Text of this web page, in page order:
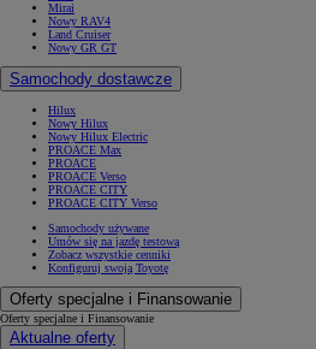
Mirai
Nowy RAV4
Land Cruiser
Nowy GR GT
Samochody dostawcze
Hilux
Nowy Hilux
Nowy Hilux Electric
PROACE Max
PROACE
PROACE Verso
PROACE CITY
PROACE CITY Verso
Samochody używane
Umów się na jazdę testową
Zobacz wszystkie cenniki
Konfiguruj swoją Toyotę
Oferty specjalne i Finansowanie
Oferty specjalne i Finansowanie
Aktualne oferty